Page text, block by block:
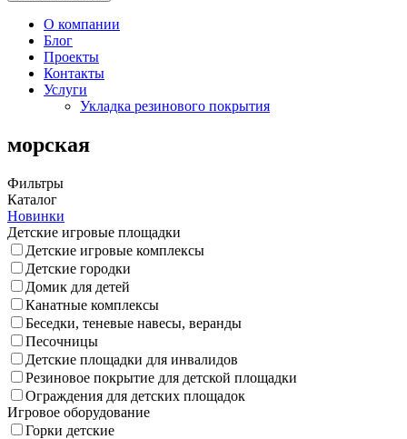
О компании
Блог
Проекты
Контакты
Услуги
Укладка резинового покрытия
морская
Фильтры
Каталог
Новинки
Детские игровые площадки
Детские игровые комплексы
Детские городки
Домик для детей
Канатные комплексы
Беседки, теневые навесы, веранды
Песочницы
Детские площадки для инвалидов
Резиновое покрытие для детской площадки
Ограждения для детских площадок
Игровое оборудование
Горки детские